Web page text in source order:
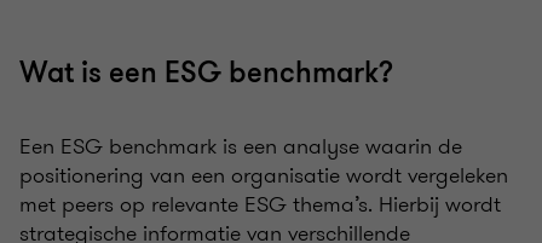
Wat is een ESG benchmark?
Een ESG benchmark is een analyse waarin de
positionering van een organisatie wordt vergeleken
met peers op relevante ESG thema’s. Hierbij wordt
strategische informatie van verschillende